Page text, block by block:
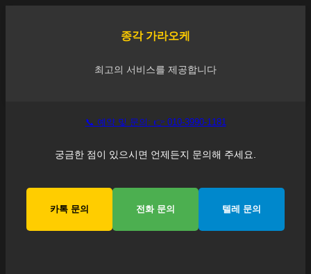
종각 가라오케
최고의 서비스를 제공합니다
📞 예약 및 문의: 👉 010-3990-1181
궁금한 점이 있으시면 언제든지 문의해 주세요.
카톡 문의 전화 문의 텔레 문의